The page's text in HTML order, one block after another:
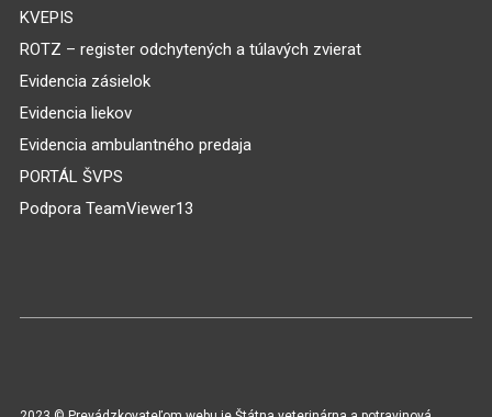
KVEPIS
ROTZ – register odchytených a túlavých zvierat
Evidencia zásielok
Evidencia liekov
Evidencia ambulantného predaja
PORTÁL ŠVPS
Podpora TeamViewer13